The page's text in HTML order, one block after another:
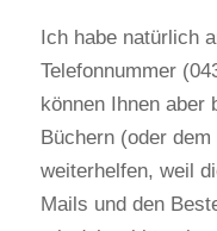
Ich habe natürlich
Telefonnummer
können Ihnen aber
Büchern (oder
weiterhelfen, weil
Mails und den